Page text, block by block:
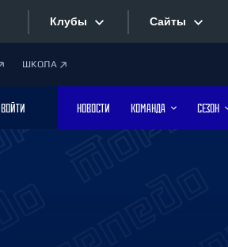
Клубы
Дивизион Боброва
Лада
Сайты
ШКОЛА
ВОЙТИ НОВОСТИ КОМАНДА СЕЗОН